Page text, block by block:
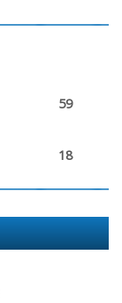
59
18